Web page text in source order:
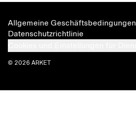
Allgemeine Geschäftsbedingungen
Datenschutzrichtlinie
© 2026 ARKET